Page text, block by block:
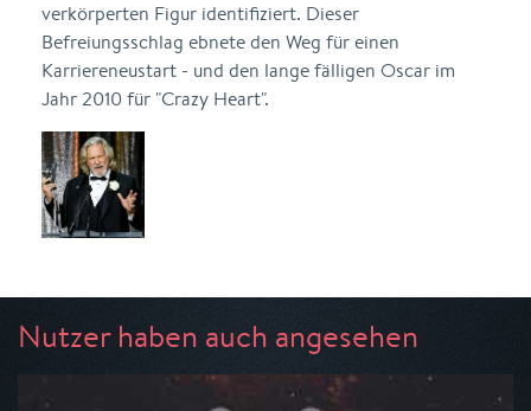
verkörperten Figur identifiziert. Dieser
Befreiungsschlag ebnete den Weg für einen
Karriereneustart - und den lange fälligen Oscar im
Jahr 2010 für "Crazy Heart".
Nutzer haben auch angesehen